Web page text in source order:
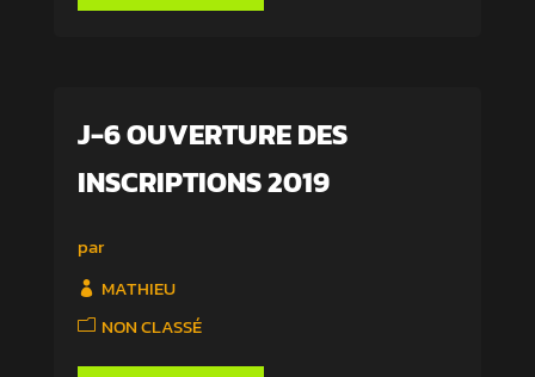
J-6 OUVERTURE DES
INSCRIPTIONS 2019
par
MATHIEU
NON CLASSÉ